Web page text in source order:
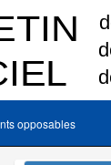
opposables